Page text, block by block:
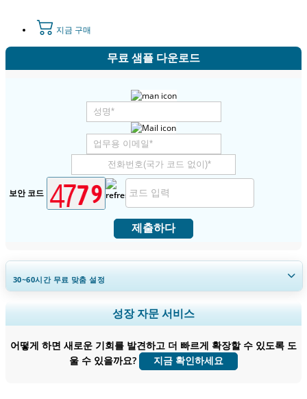
지금 구매
무료 샘플 다운로드
보안 코드
제출하다
30~60시간무료 맞춤 설정
지역 및 국가 범위 확장, 세그먼트 분석, 기업 프로필, 경쟁 벤치마킹, 및 최
종 사용자 인사이트.
지금 맞춤 설정
성장 자문 서비스
어떻게 하면 새로운 기회를 발견하고 더 빠르게 확장할 수 있도록 도
울 수 있을까요?
지금 확인하세요